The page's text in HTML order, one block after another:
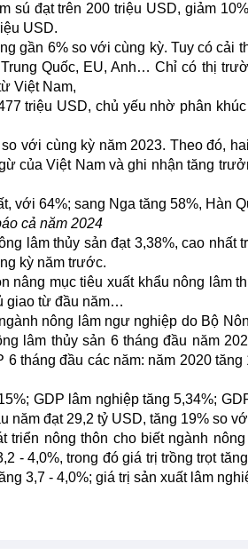
sú đạt trên 200 triệu USD, giảm
USD.
gần 6% so với cùng kỳ. Tuy có cải
Quốc, EU, Anh… Chỉ có thị
Việt Nam,
triệu USD, chủ yếu nhờ phân
với cùng kỳ năm 2023. Theo đó,
của Việt Nam và ghi nhận tăng
với 64%; sang Nga tăng 58%, Hàn
cả năm 2024
lâm thủy sản đạt 3,38%, cao nhất
kỳ năm trước.
nâng mục tiêu xuất khẩu nông lâm
giao từ đầu năm…
nông lâm ngư nghiệp do Bộ
lâm thủy sản 6 tháng đầu năm
tháng đầu các năm: năm 2020 tăng
GDP lâm nghiệp tăng 5,34%;
năm đạt 29,2 tỷ USD, tăng 19% so
nông thôn cho biết ngành
- 4,0%, trong đó giá trị trồng trọt
3,7 - 4,0%; giá trị sản xuất lâm